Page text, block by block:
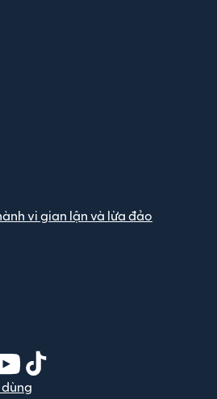
vi gian lận và lừa đảo
sổ mới)
cửa sổ mới)
trong cửa sổ mới)
(mở trong cửa sổ mới)